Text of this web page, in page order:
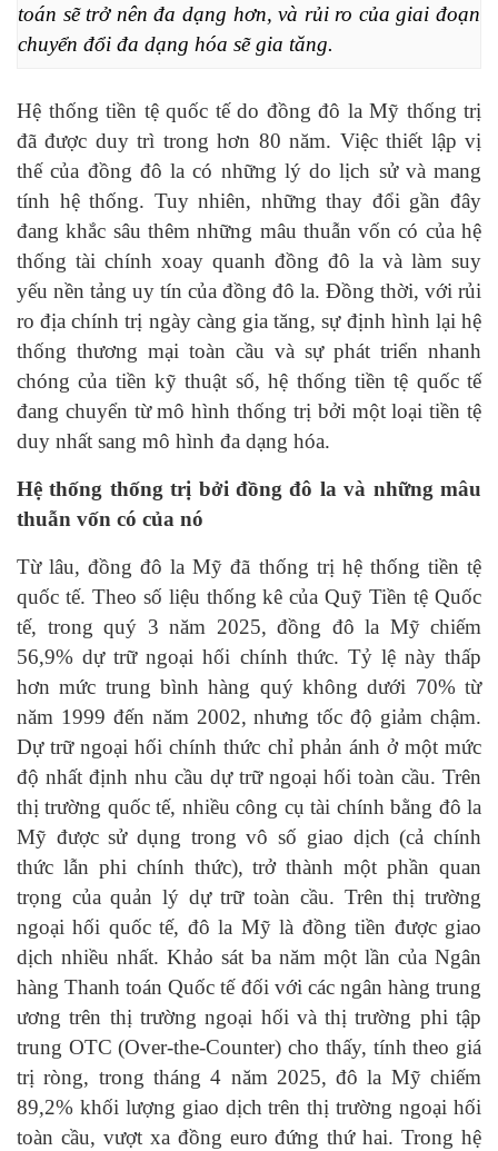
toán sẽ trở nên đa dạng hơn, và rủi ro của giai đoạn
chuyển đổi đa dạng hóa sẽ gia tăng.
Hệ thống tiền tệ quốc tế do đồng đô la Mỹ thống trị
đã được duy trì trong hơn 80 năm. Việc thiết lập vị
thế của đồng đô la có những lý do lịch sử và mang
tính hệ thống. Tuy nhiên, những thay đổi gần đây
đang khắc sâu thêm những mâu thuẫn vốn có của hệ
thống tài chính xoay quanh đồng đô la và làm suy
yếu nền tảng uy tín của đồng đô la. Đồng thời, với rủi
ro địa chính trị ngày càng gia tăng, sự định hình lại hệ
thống thương mại toàn cầu và sự phát triển nhanh
chóng của tiền kỹ thuật số, hệ thống tiền tệ quốc tế
đang chuyển từ mô hình thống trị bởi một loại tiền tệ
duy nhất sang mô hình đa dạng hóa.
Hệ thống thống trị bởi đồng đô la và những mâu
thuẫn vốn có của nó
Từ lâu, đồng đô la Mỹ đã thống trị hệ thống tiền tệ
quốc tế. Theo số liệu thống kê của Quỹ Tiền tệ Quốc
tế, trong quý 3 năm 2025, đồng đô la Mỹ chiếm
56,9% dự trữ ngoại hối chính thức. Tỷ lệ này thấp
hơn mức trung bình hàng quý không dưới 70% từ
năm 1999 đến năm 2002, nhưng tốc độ giảm chậm.
Dự trữ ngoại hối chính thức chỉ phản ánh ở một mức
độ nhất định nhu cầu dự trữ ngoại hối toàn cầu. Trên
thị trường quốc tế, nhiều công cụ tài chính bằng đô la
Mỹ được sử dụng trong vô số giao dịch (cả chính
thức lẫn phi chính thức), trở thành một phần quan
trọng của quản lý dự trữ toàn cầu. Trên thị trường
ngoại hối quốc tế, đô la Mỹ là đồng tiền được giao
dịch nhiều nhất. Khảo sát ba năm một lần của Ngân
hàng Thanh toán Quốc tế đối với các ngân hàng trung
ương trên thị trường ngoại hối và thị trường phi tập
trung OTC (Over-the-Counter) cho thấy, tính theo giá
trị ròng, trong tháng 4 năm 2025, đô la Mỹ chiếm
89,2% khối lượng giao dịch trên thị trường ngoại hối
toàn cầu, vượt xa đồng euro đứng thứ hai. Trong hệ